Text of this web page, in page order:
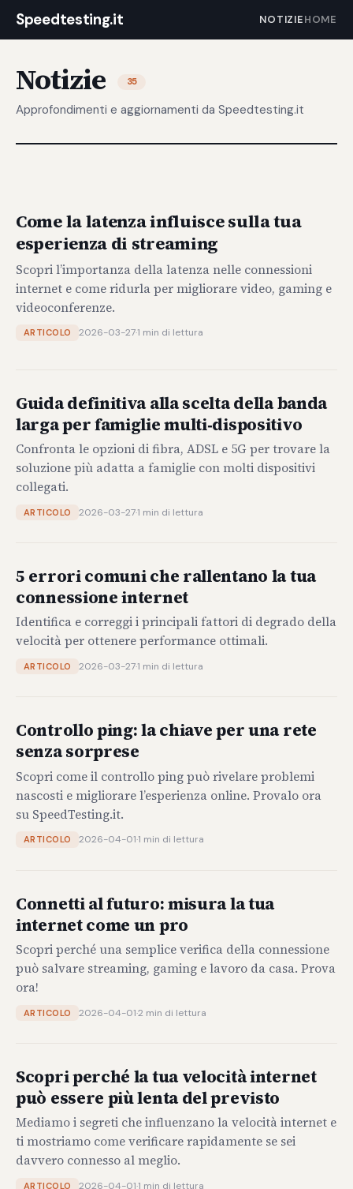
Speedtesting.it NOTIZIEHOME
Notizie 35
Approfondimenti e aggiornamenti da Speedtesting.it
Come la latenza influisce sulla tua
esperienza di streaming
Scopri l’importanza della latenza nelle connessioni
internet e come ridurla per migliorare video, gaming e
videoconferenze.
ARTICOLO 2026-03-27·1 min di lettura
Guida definitiva alla scelta della banda
larga per famiglie multi‑dispositivo
Confronta le opzioni di fibra, ADSL e 5G per trovare la
soluzione più adatta a famiglie con molti dispositivi
collegati.
ARTICOLO 2026-03-27·1 min di lettura
5 errori comuni che rallentano la tua
connessione internet
Identifica e correggi i principali fattori di degrado della
velocità per ottenere performance ottimali.
ARTICOLO 2026-03-27·1 min di lettura
Controllo ping: la chiave per una rete
senza sorprese
Scopri come il controllo ping può rivelare problemi
nascosti e migliorare l’esperienza online. Provalo ora
su SpeedTesting.it.
ARTICOLO 2026-04-01·1 min di lettura
Connetti al futuro: misura la tua
internet come un pro
Scopri perché una semplice verifica della connessione
può salvare streaming, gaming e lavoro da casa. Prova
ora!
ARTICOLO 2026-04-01·2 min di lettura
Scopri perché la tua velocità internet
può essere più lenta del previsto
Mediamo i segreti che influenzano la velocità internet e
ti mostriamo come verificare rapidamente se sei
davvero connesso al meglio.
ARTICOLO 2026-04-01·1 min di lettura